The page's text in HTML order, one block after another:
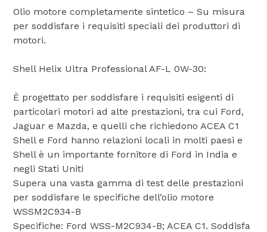
Olio motore completamente sintetico – Su misura
per soddisfare i requisiti speciali dei produttori di
motori.
Shell Helix Ultra Professional AF-L 0W-30:
È progettato per soddisfare i requisiti esigenti di
particolari motori ad alte prestazioni, tra cui Ford,
Jaguar e Mazda, e quelli che richiedono ACEA C1
Shell e Ford hanno relazioni locali in molti paesi e
Shell è un importante fornitore di Ford in India e
negli Stati Uniti
Supera una vasta gamma di test delle prestazioni
per soddisfare le specifiche dell’olio motore
WSSM2C934-B
Specifiche: Ford WSS-M2C934-B; ACEA C1. Soddisfa